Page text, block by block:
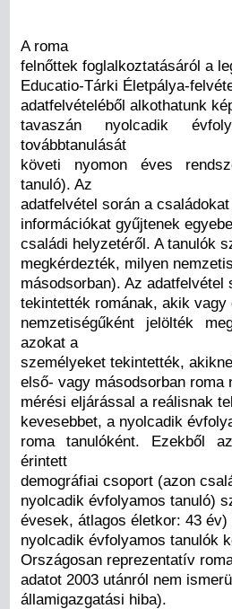
A roma
felnőttek foglalkoztatásáról a
Educatio-Tárki Életpálya-
adatfelvételéből alkothatunk
tavaszán nyolcadik
továbbtanulását
követi nyomon éves
tanuló). Az
adatfelvétel során a
információkat gyűjtenek
családi helyzetéről. A tanulók
megkérdezték, milyen
másodsorban). Az
tekintették romának, akik
nemzetiségűként jelölték
azokat a
személyeket tekintették,
első- vagy másodsorban
mérési eljárással a reálisnak
kevesebbet, a nyolcadik
roma tanulóként. Ezekből
érintett
demográfiai csoport (azon
nyolcadik évfolyamos tanuló)
évesek, átlagos életkor: 43
nyolcadik évfolyamos tanulók
Országosan reprezentatív
adatot 2003 utánról nem
államigazgatási hiba).